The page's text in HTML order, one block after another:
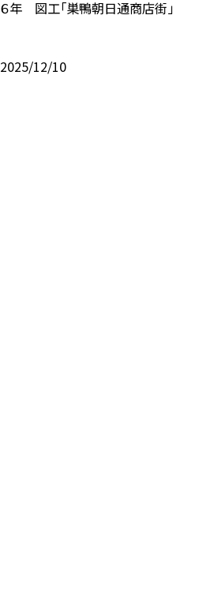
６年 図工「巣鴨朝日通商店街」
2025/12/10